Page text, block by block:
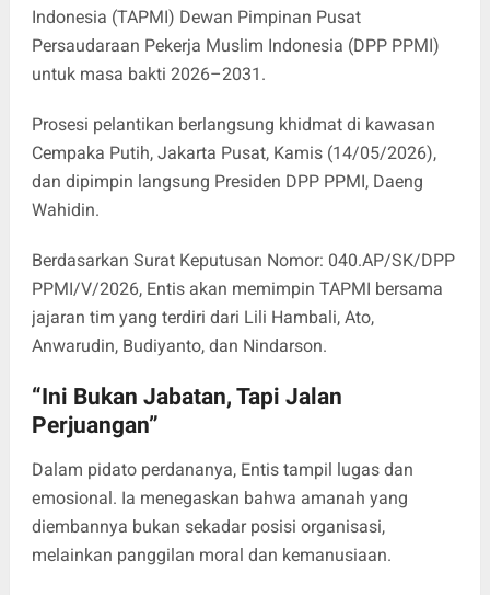
Indonesia (TAPMI) Dewan Pimpinan Pusat
Persaudaraan Pekerja Muslim Indonesia (DPP PPMI)
untuk masa bakti 2026–2031.
Prosesi pelantikan berlangsung khidmat di kawasan
Cempaka Putih, Jakarta Pusat, Kamis (14/05/2026),
dan dipimpin langsung Presiden DPP PPMI, Daeng
Wahidin.
Berdasarkan Surat Keputusan Nomor: 040.AP/SK/DPP
PPMI/V/2026, Entis akan memimpin TAPMI bersama
jajaran tim yang terdiri dari Lili Hambali, Ato,
Anwarudin, Budiyanto, dan Nindarson.
“Ini Bukan Jabatan, Tapi Jalan
Perjuangan”
Dalam pidato perdananya, Entis tampil lugas dan
emosional. Ia menegaskan bahwa amanah yang
diembannya bukan sekadar posisi organisasi,
melainkan panggilan moral dan kemanusiaan.